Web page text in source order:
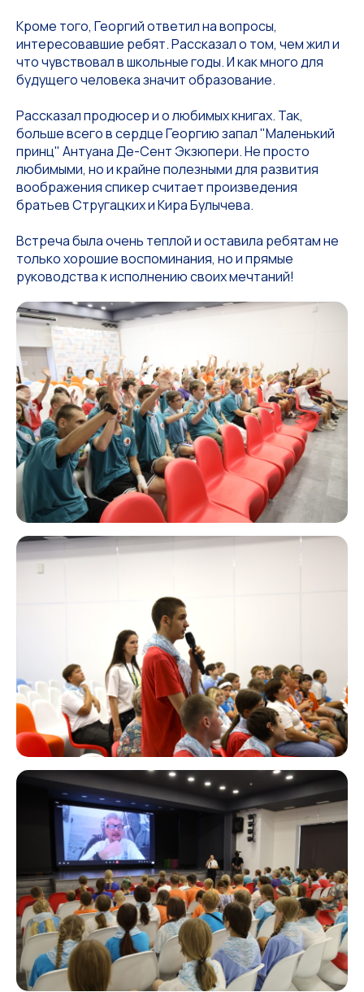
Кроме того, Георгий ответил на вопросы,
интересовавшие ребят. Рассказал о том, чем жил и
что чувствовал в школьные годы. И как много для
будущего человека значит образование.
Рассказал продюсер и о любимых книгах. Так,
больше всего в сердце Георгию запал "Маленький
принц" Антуана Де-Сент Экзюпери. Не просто
любимыми, но и крайне полезными для развития
воображения спикер считает произведения
братьев Стругацких и Кира Булычева.
Встреча была очень теплой и оставила ребятам не
только хорошие воспоминания, но и прямые
руководства к исполнению своих мечтаний!